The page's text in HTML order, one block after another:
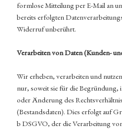
formlose Mitteilung per E-Mail an
bereits erfolgten
Widerruf unberührt.
Verarbeiten von Daten (Kunden-
Wir erheben, verarbeiten und
nur, soweit sie für die Begründung,
oder Änderung des
(Bestandsdaten). Dies erfolgt auf
b DSGVO, der die Verarbeitung